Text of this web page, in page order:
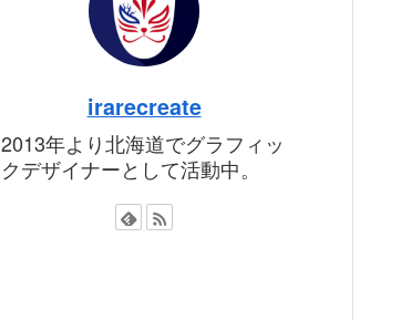
irarecreate
2013年より北海道でグラフィッ
クデザイナーとして活動中。